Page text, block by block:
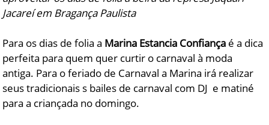
Jacareí em Bragança Paulista
Para os dias de folia a Marina Estancia Confiança é a dica
perfeita para quem quer curtir o carnaval à moda
antiga. Para o feriado de Carnaval a Marina irá realizar
seus tradicionais s bailes de carnaval com DJ e matiné
para a criançada no domingo.